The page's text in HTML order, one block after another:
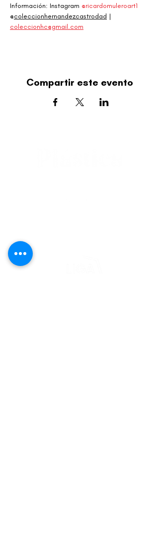
Información: Instagram @ricardomuleroart1
@coleccionhernandezcastrodad |
coleccionhc@gmail.com
Compartir este evento